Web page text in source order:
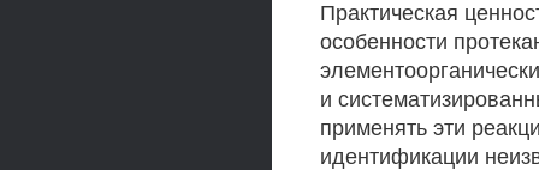
Практическая
особенности
и
применять эти
идентификации